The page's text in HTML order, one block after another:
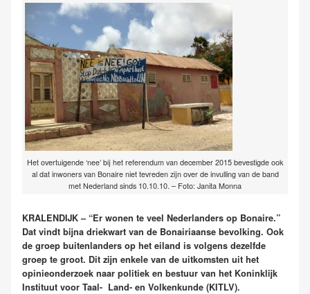
Het overtuigende ‘nee’ bij het referendum van december 2015 bevestigde ook
al dat inwoners van Bonaire niet tevreden zijn over de invulling van de band
met Nederland sinds 10.10.10. – Foto: Janita Monna
KRALENDIJK – “Er wonen te veel Nederlanders op Bonaire.”
Dat vindt bijna driekwart van de Bonairiaanse bevolking. Ook
de groep buitenlanders op het eiland is volgens dezelfde
groep te groot. Dit zijn enkele van de uitkomsten uit het
opinieonderzoek naar politiek en bestuur van het Koninklijk
Instituut voor Taal- Land- en Volkenkunde (KITLV).